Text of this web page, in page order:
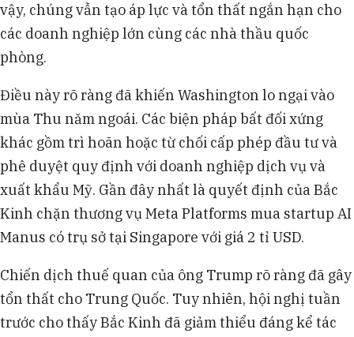
vậy, chúng vẫn tạo áp lực và tổn thất ngắn hạn cho
các doanh nghiệp lớn cùng các nhà thầu quốc
phòng.
Điều này rõ ràng đã khiến Washington lo ngại vào
mùa Thu năm ngoái. Các biện pháp bất đối xứng
khác gồm trì hoãn hoặc từ chối cấp phép đầu tư và
phê duyệt quy định với doanh nghiệp dịch vụ và
xuất khẩu Mỹ. Gần đây nhất là quyết định của Bắc
Kinh chặn thương vụ Meta Platforms mua startup AI
Manus có trụ sở tại Singapore với giá 2 tỉ USD.
Chiến dịch thuế quan của ông Trump rõ ràng đã gây
tổn thất cho Trung Quốc. Tuy nhiên, hội nghị tuần
trước cho thấy Bắc Kinh đã giảm thiểu đáng kể tác